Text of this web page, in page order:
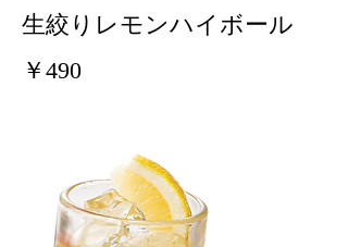
生絞りレモンハイボール
￥490